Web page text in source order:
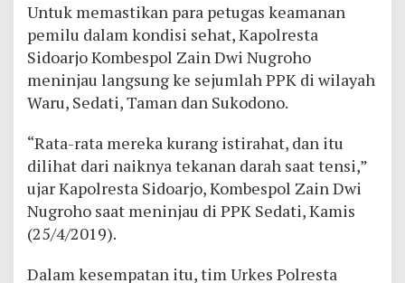
Untuk memastikan para petugas keamanan
pemilu dalam kondisi sehat, Kapolresta
Sidoarjo Kombespol Zain Dwi Nugroho
meninjau langsung ke sejumlah PPK di wilayah
Waru, Sedati, Taman dan Sukodono.
“Rata-rata mereka kurang istirahat, dan itu
dilihat dari naiknya tekanan darah saat tensi,”
ujar Kapolresta Sidoarjo, Kombespol Zain Dwi
Nugroho saat meninjau di PPK Sedati, Kamis
(25/4/2019).
Dalam kesempatan itu, tim Urkes Polresta